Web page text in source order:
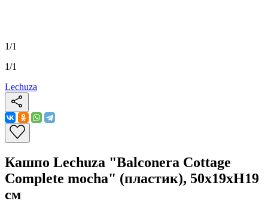
1/1
1/1
Lechuza
Кашпо Lechuza "Balconera Cottage
Complete mocha" (пластик), 50x19xH19
см